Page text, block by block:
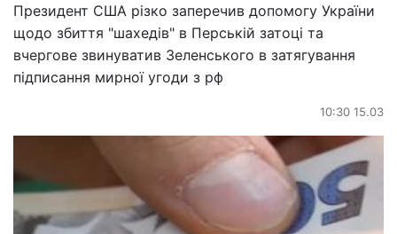
Президент США різко заперечив допомогу України
щодо збиття "шахедів" в Перській затоці та
вчергове звинуватив Зеленського в затягування
підписання мирної угоди з рф
10:30 15.03